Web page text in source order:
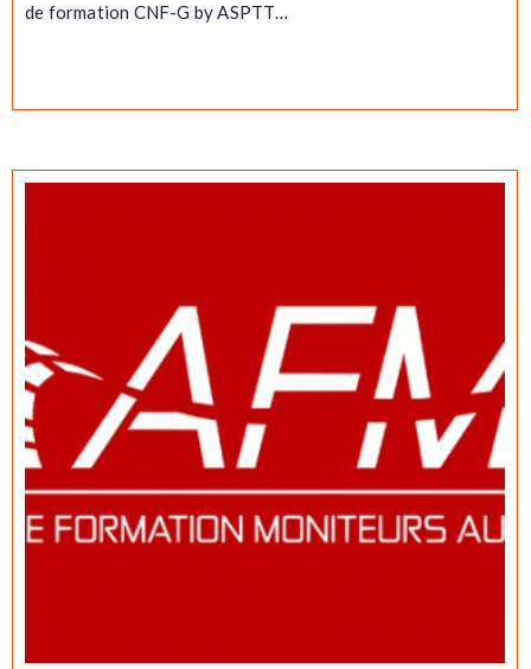
de formation CNF-G by ASPTT…